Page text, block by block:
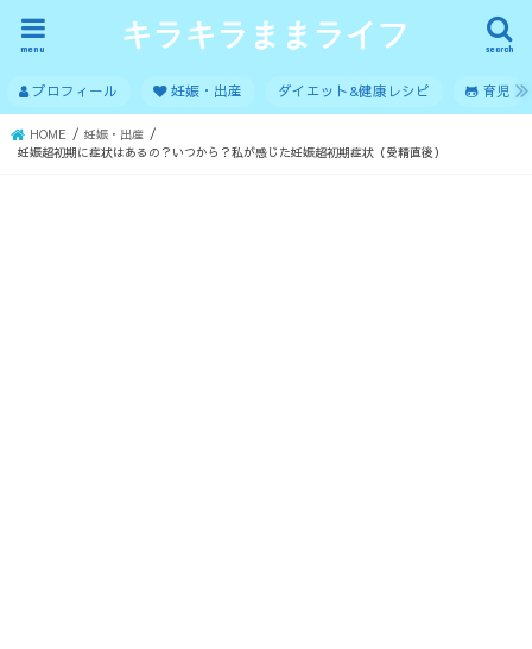
キラキラままライフ search
menu
プロフィール 妊娠・出産 ダイエット&健康レシピ 育児
HOME
妊娠・出産
妊娠超初期に症状はあるの？いつから？私が感じた妊娠超初期症状（受精直後）